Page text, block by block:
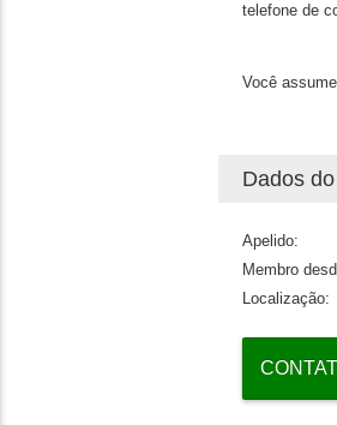
telefone de
Você
Dados
Apelido:
Membro
Localização: